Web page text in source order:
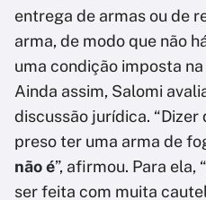
entrega de armas ou de
arma, de modo que não
uma condição imposta
Ainda assim, Salomi
discussão jurídica.
preso ter uma arma de
não é”, afirmou. Para ela,
ser feita com muita